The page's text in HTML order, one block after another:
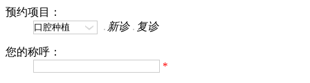
预约项目：
新诊
复诊
您的称呼：
*